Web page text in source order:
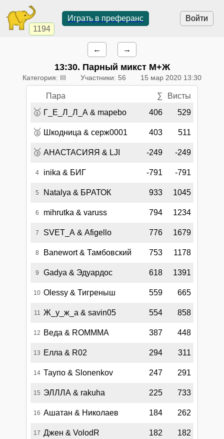
1194
Войти
Играть в преферанс
← →
13:30. Парный микст М+Ж
Категория: III Участники: 56 15 мар 2020 13:30
Пара ∑ Висты
🥇 Г_Е_Л_Л_А & mapebo 406 529
🥈 Шкодница & серж0001 403 511
🥉 АНАСТАСИЯЯ & LJI -249 -249
4 inika & БИГ -791 -791
5 Natalya & БРАТОК 933 1045
6 mihrutka & varuss 794 1234
7 SVET_A & Afigello 776 1679
8 Banewort & Тамбовский 753 1178
9 Gadya & Эдуардос 618 1391
10 Olessy & Тигреныш 559 665
11 Ж_у_ж_а & savin05 554 858
12 Веда & ROMMMA 387 448
13 Елла & R02 294 311
14 Таупо & Slonenkov 247 291
15 ЭЛЛЛА & rakuha 225 733
16 Ашатан & Николаев 184 262
17 Джен & VolodR 182 182